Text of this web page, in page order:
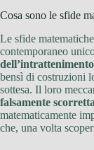
Cosa sono le sfide
Le sfide
contemporaneo
bensì di costruzioni
sottesa. Il loro
falsamente scorretta
matematicamente
che, una volta